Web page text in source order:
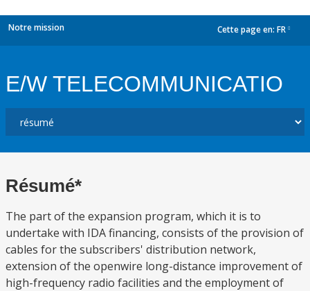
Notre mission Cette page en: FR
E/W TELECOMMUNICATIO
Résumé*
The part of the expansion program, which it is to
undertake with IDA financing, consists of the provision of
cables for the subscribers' distribution network,
extension of the openwire long-distance improvement of
high-frequency radio facilities and the employment of